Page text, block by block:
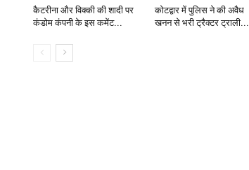
कैटरीना और विक्की की शादी पर
कंडोम कंपनी के इस कमेंट...
कोटद्वार में पुलिस ने की अवैध
खनन से भरी ट्रैक्टर ट्राली...